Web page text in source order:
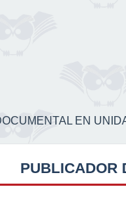
EN
PUBLICADOR